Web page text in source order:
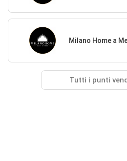
Milano Home a
Tutti i punti